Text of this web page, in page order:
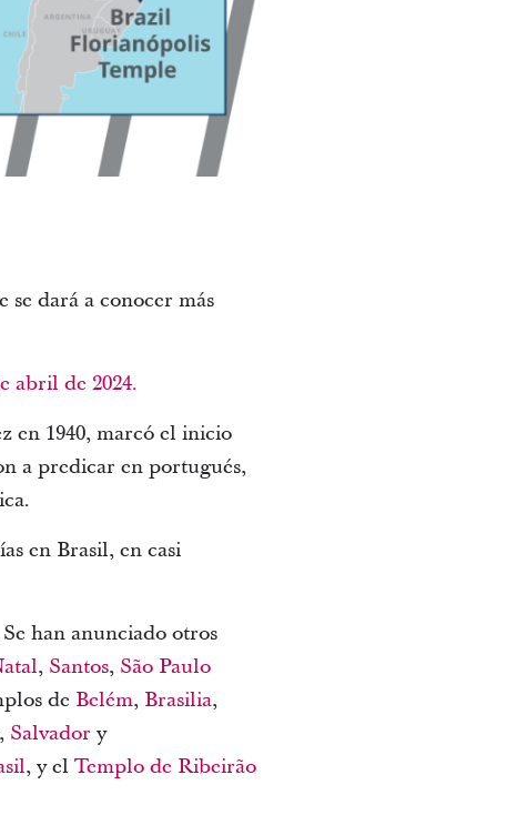
se dará a conocer más
abril de 2024.
en 1940, marcó el inicio
a predicar en portugués,
en Brasil, en casi
han anunciado otros
, Santos, São Paulo
de Belém, Brasilia,
Salvador y
, y el Templo de Ribeirão